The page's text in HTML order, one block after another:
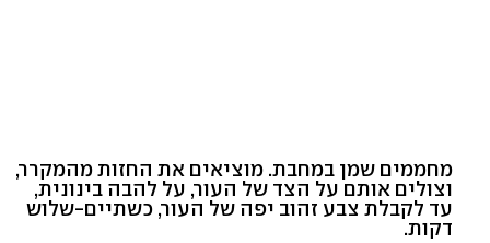
מחממים שמן במחבת. מוציאים את החזות מהמקרר,
וצולים אותם על הצד של העור, על להבה בינונית,
עד לקבלת צבע זהוב יפה של העור, כשתיים-שלוש
דקות.